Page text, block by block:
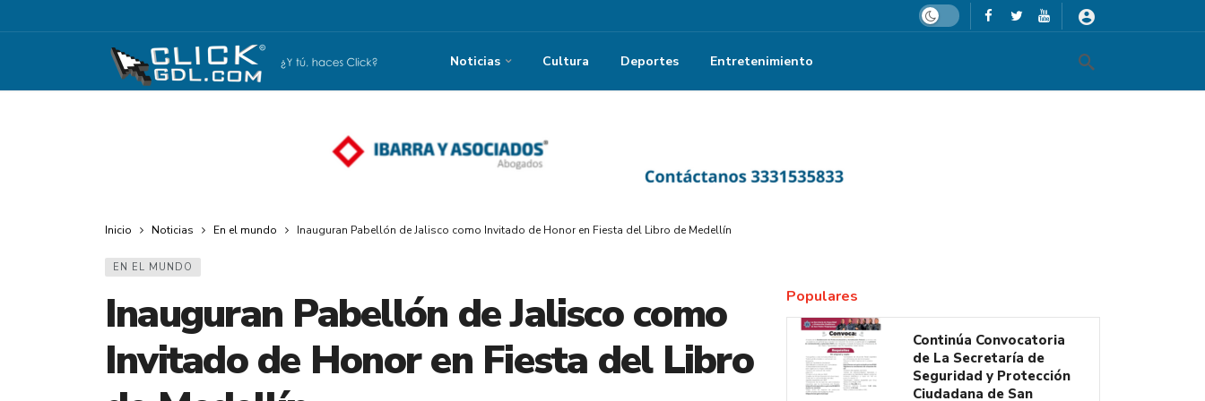
Dark mode
Noticias Cultura Deportes Entretenimiento
Inicio Noticias En el mundo Inauguran Pabellón de Jalisco como Invitado de Honor en Fiesta del Libro de Medellín
EN EL MUNDO
Inauguran Pabellón de Jalisco como
Invitado de Honor en Fiesta del Libro
Populares
Continúa Convocatoria
de La Secretaría de
Seguridad y Protección
Ciudadana de San